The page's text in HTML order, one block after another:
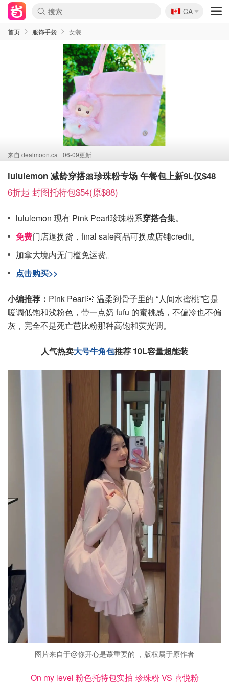
🇨🇦
CA
首页 服饰手袋 女装
来自 dealmoon.ca 06-09更新
lululemon 减龄穿搭🎀珍珠粉专场 午餐包上新9L仅$48
6折起 封图托特包$54(原$88)
lululemon 现有 Pink Pearl珍珠粉系穿搭合集。
免费门店退换货，final sale商品可换成店铺credit。
加拿大境内无门槛免运费。
点击购买>>
小编推荐： Pink Pearl🌸 温柔到骨子里的 “人间水蜜桃”它是
暖调低饱和浅粉色，带一点奶 fufu 的蜜桃感，不偏冷也不偏
灰，完全不是死亡芭比粉那种高饱和荧光调。
人气热卖大号牛角包推荐 10L容量超能装
图片来自于@你开心是蕞重要的 ，版权属于原作者
On my level 粉色托特包实拍 珍珠粉 VS 喜悦粉